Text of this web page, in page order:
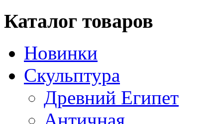
Каталог товаров
Новинки
Скульптура
Древний Египет